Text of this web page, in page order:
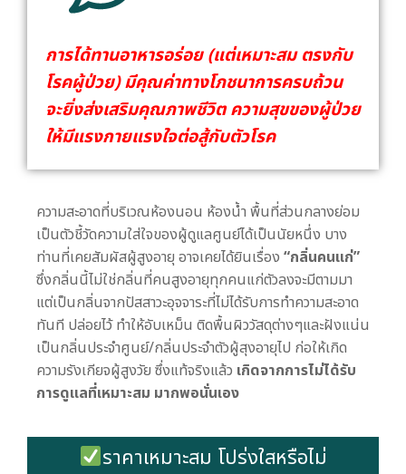
การได้ทานอาหารอร่อย (แต่เหมาะสม ตรงกับ
โรคผู้ป่วย) มีคุณค่าทางโภชนาการครบถ้วน
จะยิ่งส่งเสริมคุณภาพชีวิต ความสุขของผู้ป่วย
ให้มีแรงกายแรงใจต่อสู้กับตัวโรค
ความสะอาดที่บริเวณห้องนอน ห้องน้ำ พื้นที่ส่วนกลางย่อม
เป็นตัวชี้วัดความใส่ใจของผู้ดูแลศูนย์ได้เป็นนัยหนึ่ง บาง
ท่านที่เคยสัมผัสผู้สูงอายุ อาจเคยได้ยินเรื่อง “กลิ่นคนแก่”
ซึ่งกลิ่นนี้ไม่ใช่กลิ่นที่คนสูงอายุทุกคนแก่ตัวลงจะมีตามมา
แต่เป็นกลิ่นจากปัสสาวะอุจจาระที่ไม่ได้รับการทำความสะอาด
ทันที ปล่อยไว้ ทำให้อับเหม็น ติดพื้นผิววัสดุต่างๆและฝังแน่น
เป็นกลิ่นประจำศูนย์/กลิ่นประจำตัวผู้สุงอายุไป ก่อให้เกิด
ความรังเกียจผู้สูงวัย ซึ่งแท้จริงแล้ว เกิดจากการไม่ได้รับ
การดูแลที่เหมาะสม มากพอนั่นเอง
ราคาเหมาะสม โปร่งใสหรือไม่